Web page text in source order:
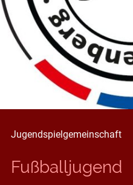
Jugendspielgemeinschaft
Fußballjugend